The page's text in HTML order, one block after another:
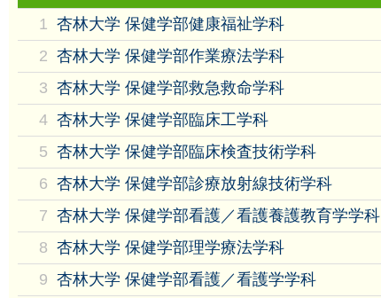
1 杏林大学 保健学部健康福祉学科
2 杏林大学 保健学部作業療法学科
3 杏林大学 保健学部救急救命学科
4 杏林大学 保健学部臨床工学科
5 杏林大学 保健学部臨床検査技術学科
6 杏林大学 保健学部診療放射線技術学科
7 杏林大学 保健学部看護／看護養護教育学学科
8 杏林大学 保健学部理学療法学科
9 杏林大学 保健学部看護／看護学学科